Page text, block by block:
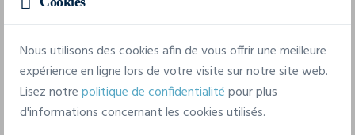
029331
Composition
100 % coton. 160g/m²
6 tailles disponibles
Nous utilisons des cookies afin de vous offrir une meilleure
expérience en ligne lors de votre visite sur notre site web.
Lisez notrepolitique de confidentialitépour plus
d'informations concernant les cookies utilisés.